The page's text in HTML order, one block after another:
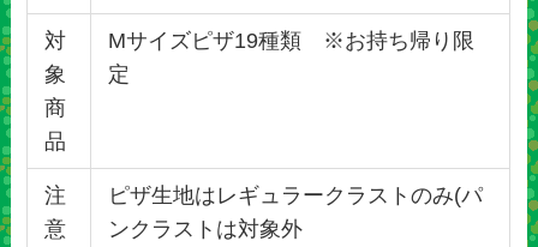
対
象
商
品
Mサイズピザ19種類 ※お持ち帰り限
定
注
意
ピザ生地はレギュラークラストのみ(パ
ンクラストは対象外